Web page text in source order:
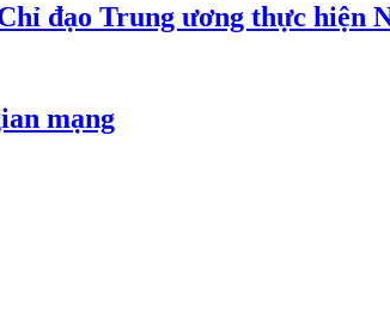
đạo Trung ương thực hiện
mạng